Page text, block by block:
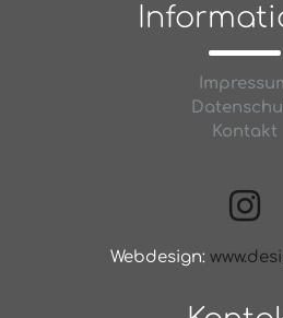
Kontakt
Webdesign: